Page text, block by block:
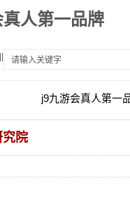
人第一品牌
j9九游会真人第一
院